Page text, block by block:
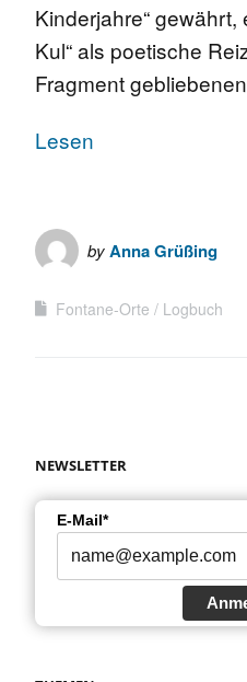
Kinderjahre“
Kul“ als poetische
Fragment
Lesen
byAnna Grüßing
Fontane-Orte Logbuch
NEWSLETTER
E-Mail*